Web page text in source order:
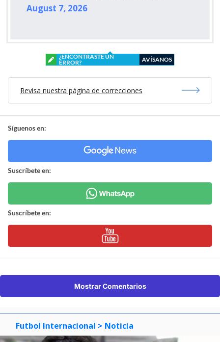
August 7, 2026
¿ENCONTRASTE UN
ERROR?
AVÍSANOS
Revisa nuestra página de correcciones
Síguenos en:
Suscríbete en:
Suscríbete en:
Mostrar Comentarios
Futbol Internacional > Noticia